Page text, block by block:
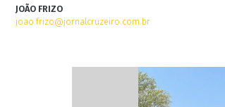
JOÃO FRIZO
joao.frizo@jornalcruzeiro.com.br